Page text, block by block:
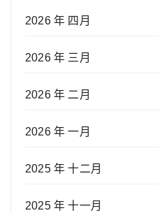
2026 年 四月
2026 年 三月
2026 年 二月
2026 年 一月
2025 年 十二月
2025 年 十一月